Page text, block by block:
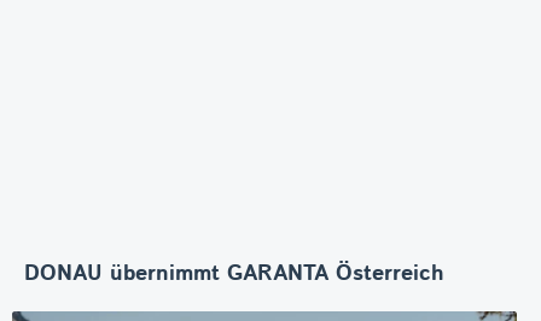
DONAU übernimmt GARANTA Österreich